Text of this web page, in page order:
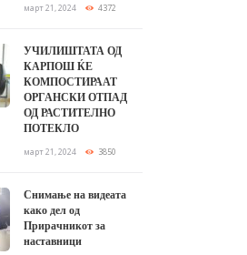
март 21, 2024 4372
УЧИЛИШТАТА ОД
КАРПОШ ЌЕ
КОМПОСТИРААТ
ОРГАНСКИ ОТПАД
ОД РАСТИТЕЛНО
ПОТЕКЛО
март 21, 2024 3850
Снимање на видеата
како дел од
Прирачникот за
наставници